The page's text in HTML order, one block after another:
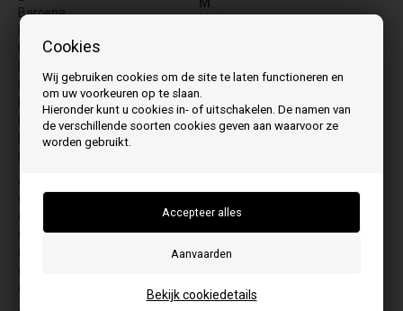
Cookies
Wij gebruiken cookies om de site te laten functioneren en
om uw voorkeuren op te slaan.
Hieronder kunt u cookies in- of uitschakelen. De namen van
de verschillende soorten cookies geven aan waarvoor ze
worden gebruikt.
Bekijk cookiedetails
Barcena
Belfiore 8
Borea 6
Borea 8
Boss
Botello 6
C
Castle
Cave
Cocoon
Code A
Compact
Cruz
M
Miglio
Monde XW
Mood
MVI Ed12
NVI 6
P
Place A